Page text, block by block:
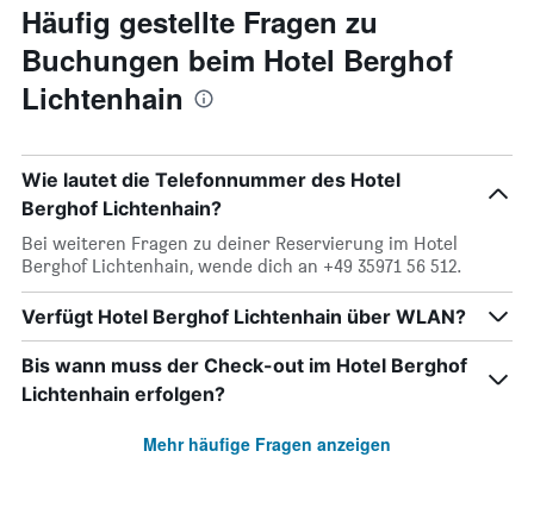
Häufig gestellte Fragen zu
Buchungen beim Hotel Berghof
Lichtenhain
Wie lautet die Telefonnummer des Hotel
Berghof Lichtenhain?
Bei weiteren Fragen zu deiner Reservierung im Hotel
Berghof Lichtenhain, wende dich an +49 35971 56 512.
Verfügt Hotel Berghof Lichtenhain über WLAN?
Bis wann muss der Check-out im Hotel Berghof
Lichtenhain erfolgen?
Mehr häufige Fragen anzeigen